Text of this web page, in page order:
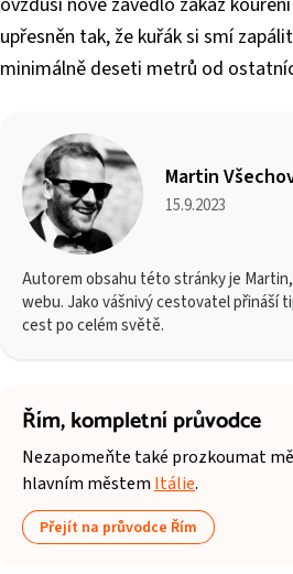
upřesněn tak, že kuřák si smí
minimálně deseti metrů od
Martin
15.9.2023
Autorem obsahu této stránky je
webu. Jako vášnivý cestovatel přináší
cest po celém světě.
Řím,kompletní průvodce
Nezapomeňte také prozkoumat
hlavním městem Itálie.
Přejít na průvodce Řím